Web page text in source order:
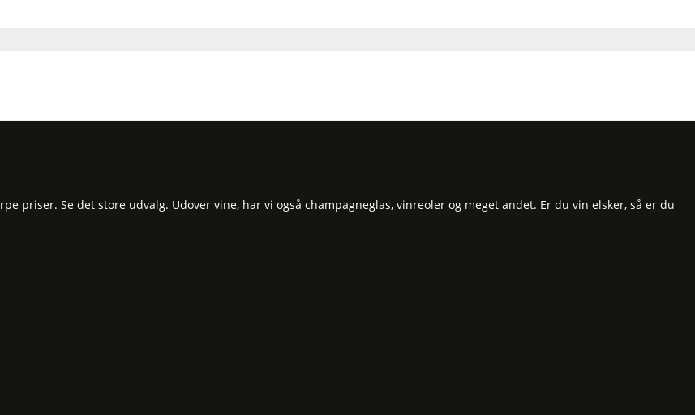
priser. Se det store udvalg. Udover vine, har vi også champagneglas, vinreoler og meget andet. Er du vin elsker, så er du